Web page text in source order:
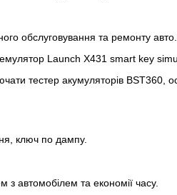
обслуговування та ремонту авто.
Launch X431 smart key
тестер акумуляторів
ключ по дампу.
автомобілем та економії часу.